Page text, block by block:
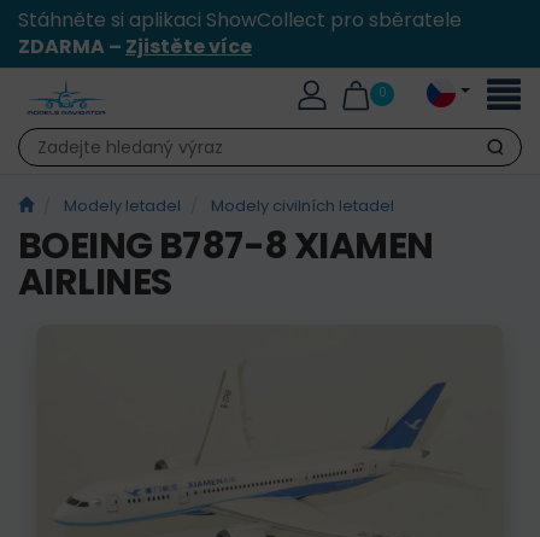
Stáhněte si aplikaci ShowCollect pro sběratele
ZDARMA – Zjistěte více
0
Hledat
Modely letadel Modely civilních letadel
BOEING B787-8 XIAMEN
AIRLINES